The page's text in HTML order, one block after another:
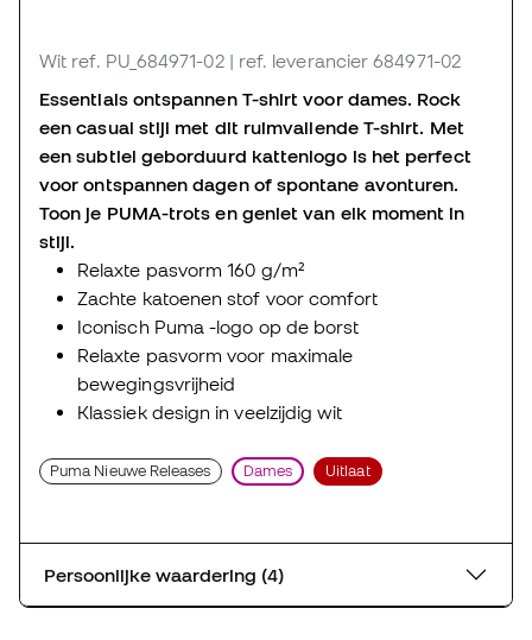
Wit ref. PU_684971-02 | ref. leverancier 684971-02
Essentials ontspannen T-shirt voor dames. Rock
een casual stijl met dit ruimvallende T-shirt. Met
een subtiel geborduurd kattenlogo is het perfect
voor ontspannen dagen of spontane avonturen.
Toon je PUMA-trots en geniet van elk moment in
stijl.
Relaxte pasvorm 160 g/m²
Zachte katoenen stof voor comfort
Iconisch Puma -logo op de borst
Relaxte pasvorm voor maximale
bewegingsvrijheid
Klassiek design in veelzijdig wit
Puma Nieuwe Releases Dames Uitlaat
Persoonlijke waardering (4)